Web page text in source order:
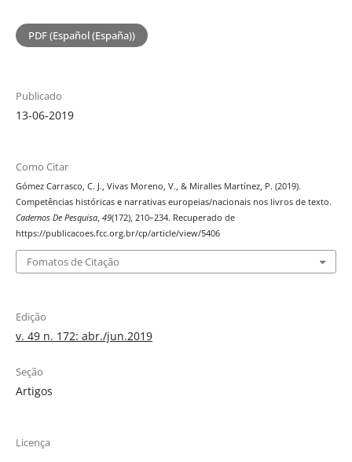
PDF (Español (España))
Publicado
13-06-2019
Como Citar
Gómez Carrasco, C. J., Vivas Moreno, V., & Miralles Martínez, P. (2019).
Competências históricas e narrativas europeias/nacionais nos livros de texto.
Cadernos De Pesquisa, 49(172), 210–234. Recuperado de
https://publicacoes.fcc.org.br/cp/article/view/5406
Fomatos de Citação
Edição
v. 49 n. 172: abr./jun.2019
Seção
Artigos
Licença